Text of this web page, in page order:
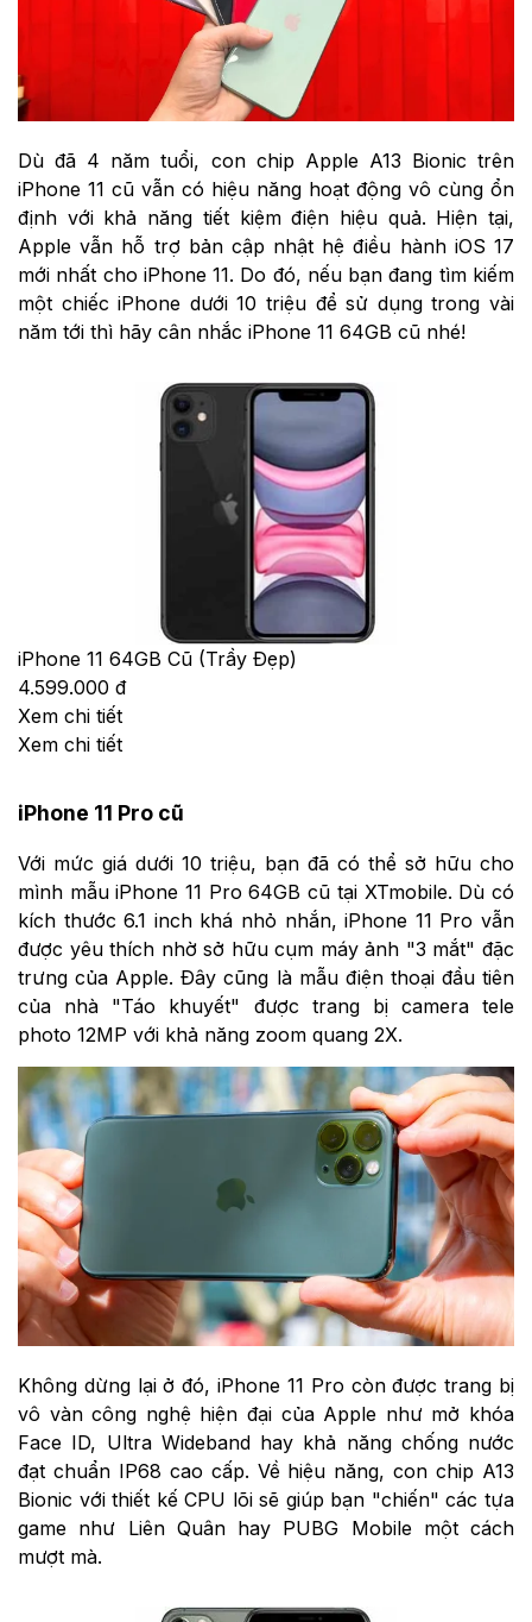
Dù đã 4 năm tuổi, con chip Apple A13 Bionic trên
iPhone 11 cũ vẫn có hiệu năng hoạt động vô cùng ổn
định với khả năng tiết kiệm điện hiệu quả. Hiện tại,
Apple vẫn hỗ trợ bản cập nhật hệ điều hành iOS 17
mới nhất cho iPhone 11. Do đó, nếu bạn đang tìm kiếm
một chiếc iPhone dưới 10 triệu để sử dụng trong vài
năm tới thì hãy cân nhắc iPhone 11 64GB cũ nhé!
iPhone 11 64GB Cũ (Trầy Đẹp)
4.599.000 đ
Xem chi tiết
Xem chi tiết
iPhone 11 Pro cũ
Với mức giá dưới 10 triệu, bạn đã có thể sở hữu cho
mình mẫu iPhone 11 Pro 64GB cũ tại XTmobile. Dù có
kích thước 6.1 inch khá nhỏ nhắn, iPhone 11 Pro vẫn
được yêu thích nhờ sở hữu cụm máy ảnh "3 mắt" đặc
trưng của Apple. Đây cũng là mẫu điện thoại đầu tiên
của nhà "Táo khuyết" được trang bị camera tele
photo 12MP với khả năng zoom quang 2X.
Không dừng lại ở đó, iPhone 11 Pro còn được trang bị
vô vàn công nghệ hiện đại của Apple như mở khóa
Face ID, Ultra Wideband hay khả năng chống nước
đạt chuẩn IP68 cao cấp. Về hiệu năng, con chip A13
Bionic với thiết kế CPU lõi sẽ giúp bạn "chiến" các tựa
game như Liên Quân hay PUBG Mobile một cách
mượt mà.